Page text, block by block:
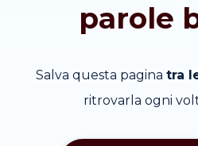
parole
Salva questa pagina tra
ritrovarla ogni